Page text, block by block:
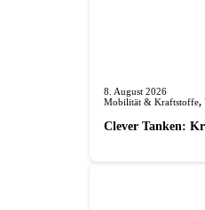
8. August 2026
Mobilität & Kraftstoffe,
Clever Tanken: